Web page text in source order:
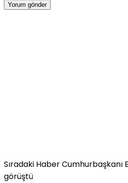
Sıradaki HaberCumhurbaşkanı
görüştü